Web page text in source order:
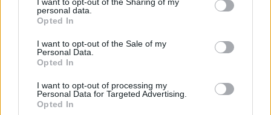
personal data.
Opted In
I want to opt-out of the Sale of my
Personal Data.
Opted In
I want to opt-out of processing my
Personal Data for Targeted Advertising.
Opted In
SOUVISEJÍCÍ ČLÁNKY
Zpravodajství
Většina koupališť na Příbramsku nabízí
Živohošti